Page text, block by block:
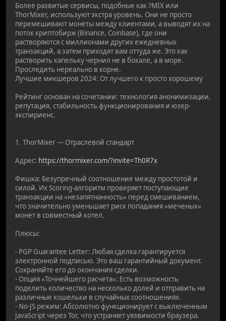
Более развитые сервисы, подобные как ?MIX или
ThorMixer, используют экстра уровень. Они не просто
перемешивают монеты между клиентами, а выводят их на
поток криптобирж (Binance, Coinbase), где они
растворяются с миллионами других ежедневных
транзакций, а затем приходят вам оттуда же. Это как
растворить капельку чернил не в бокале, а в море.
Проследить нереально в корне.
Лучшие микшеров 2024: От лучшего к просто хорошему
Рейтинг основан на сочетании: технология анонимизации,
репутация, стабильность функционирования и юзер-
экспириенс.
1. ThorMixer — Отраслевой стандарт
Адрес: https://thormixer.com/?invite=Th0R7x
Фишка: Безупречный соотношение между простотой и
силой. Их Scoring-алгоритм проверяет поступающие
транзакции на «незапятнанность» перед смешиванием,
что значительно уменьшает риск попадания «меченых»
монет в совместный котел.
Плюсы:
- PGP Guarantee Letter: Любая сделка гарантируется
электронной подписью. Это ваш гарантийный документ.
Сохраняйте его до окончания сделки.
- Опция «Точнейшего расчета»: Есть возможность
поделить количество на несколько долей и отправить на
различные кошельки в случайных соотношениях.
- No-JS режим: Абсолютно функционирует с выключенным
JavaScript через Tor, что устраняет уязвимости браузера.